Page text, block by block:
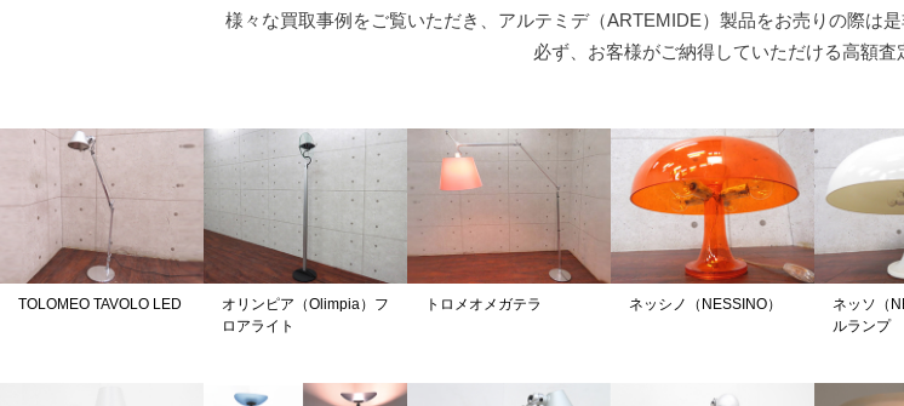
様々な買取事例をご覧いただき、アルテミデ（ARTEMIDE）製品をお売りの際は
必ず、お客様がご納得していただける高額査
TOLOMEO TAVOLO LED
オリンピア（Olimpia）フ
ロアライト
トロメオメガテラ ネッシノ（NESSINO）
ネッソ（
ルランプ